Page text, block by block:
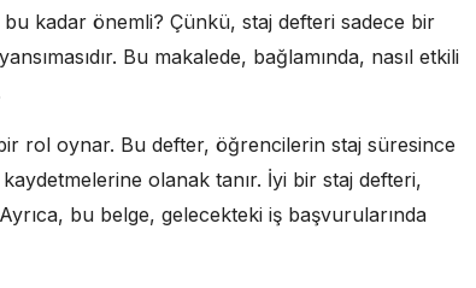
kadar önemli? Çünkü, staj defteri sadece bir
Bu makalede, bağlamında, nasıl etkili
rol oynar. Bu defter, öğrencilerin staj süresince
olanak tanır. İyi bir staj defteri,
bu belge, gelecekteki iş başvurularında